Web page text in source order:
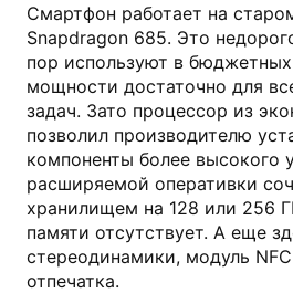
Смартфон работает на
Snapdragon 685. Это
пор используют в
мощности достаточно для
задач. Зато процессор из
позволил производителю
компоненты более высокого
расширяемой оперативки
хранилищем на 128 или 256
памяти отсутствует. А еще
стереодинамики, модуль
отпечатка.